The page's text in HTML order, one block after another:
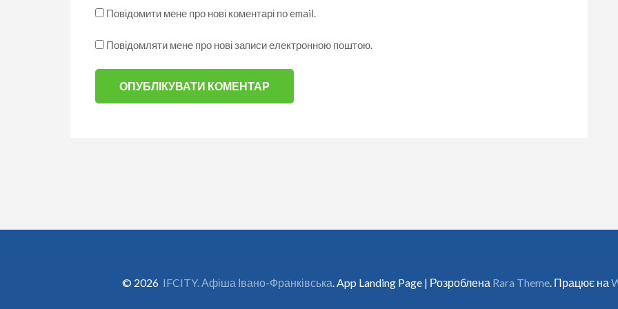
Повідомити мене про нові коментарі по email.
Повідомляти мене про нові записи електронною поштою.
© 2026 IFCITY. Афіша Івано-Франківська. App Landing Page | Розроблена Rara Theme. Працює на